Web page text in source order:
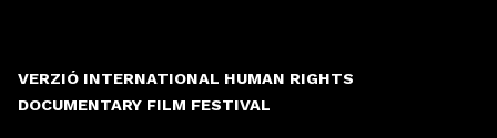
VERZIÓ INTERNATIONAL HUMAN RIGHTS
DOCUMENTARY FILM FESTIVAL